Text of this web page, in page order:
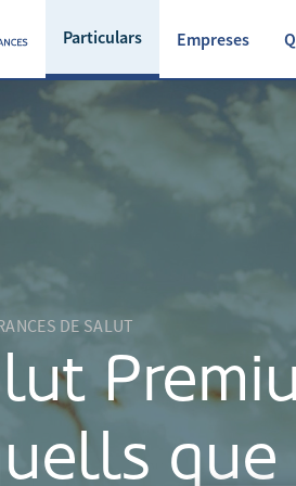
Particulars Empreses
DE SALUT